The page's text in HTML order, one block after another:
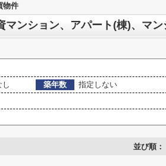
物件
築年数
指定しない
並び順：